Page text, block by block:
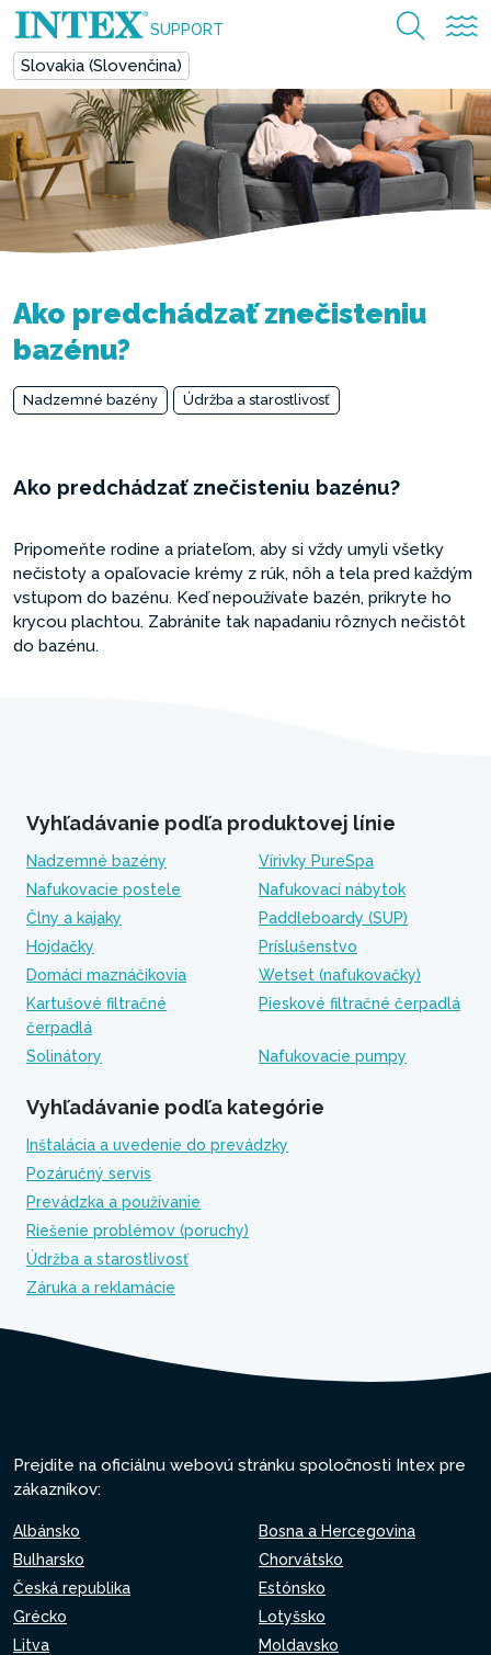
SUPPORT
Slovakia (Slovenčina)
Ako predchádzať znečisteniu
bazénu?
Nadzemné bazény Údržba a starostlivosť
Ako predchádzať znečisteniu bazénu?
Pripomeňte rodine a priateľom, aby si vždy umyli všetky
nečistoty a opaľovacie krémy z rúk, nôh a tela pred každým
vstupom do bazénu. Keď nepoužívate bazén, prikryte ho
krycou plachtou. Zabránite tak napadaniu rôznych nečistôt
do bazénu.
Vyhľadávanie podľa produktovej línie
Nadzemné bazény
Vírivky PureSpa
Nafukovacie postele
Nafukovací nábytok
Člny a kajaky
Paddleboardy (SUP)
Hojdačky
Príslušenstvo
Domáci maznáčikovia
Wetset (nafukovačky)
Kartušové filtračné
čerpadlá
Pieskové filtračné čerpadlá
Solinátory Nafukovacie pumpy
Vyhľadávanie podľa kategórie
Inštalácia a uvedenie do prevádzky
Pozáručný servis
Prevádzka a používanie
Riešenie problémov (poruchy)
Údržba a starostlivosť
Záruka a reklamácie
Prejdite na oficiálnu webovú stránku spoločnosti Intex pre
zákazníkov:
Albánsko
Bosna a Hercegovina
Bulharsko
Chorvátsko
Česká republika
Estónsko
Grécko
Lotyšsko
Litva
Moldavsko